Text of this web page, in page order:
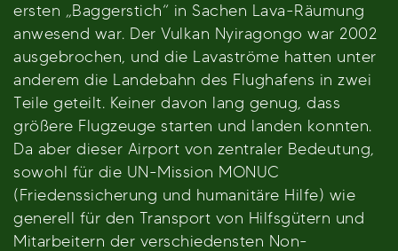
ersten „Baggerstich“ in Sachen Lava-Räumung
anwesend war. Der Vulkan Nyiragongo war 2002
ausgebrochen, und die Lavaströme hatten unter
anderem die Landebahn des Flughafens in zwei
Teile geteilt. Keiner davon lang genug, dass
größere Flugzeuge starten und landen konnten.
Da aber dieser Airport von zentraler Bedeutung,
sowohl für die UN-Mission MONUC
(Friedenssicherung und humanitäre Hilfe) wie
generell für den Transport von Hilfsgütern und
Mitarbeitern der verschiedensten Non-